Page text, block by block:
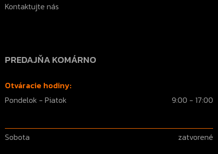
Kontaktujte nás
PREDAJŇA KOMÁRNO
Otváracie hodiny:
Pondelok - Piatok
9:00 - 17:00
Sobota zatvorené